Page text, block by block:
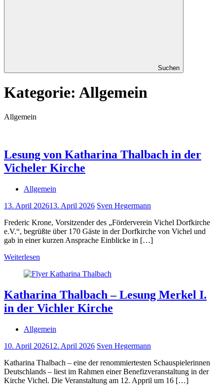
Suchen
Kategorie: Allgemein
Allgemein
Lesung von Katharina Thalbach in der
Vicheler Kirche
Allgemein
13. April 202613. April 2026 Sven Hegermann
Frederic Krone, Vorsitzender des „Förderverein Vichel Dorfkirche
e.V.“, begrüßte über 170 Gäste in der Dorfkirche von Vichel und
gab in einer kurzen Ansprache Einblicke in […]
Weiterlesen
Katharina Thalbach – Lesung Merkel I.
in der Vichler Kirche
Allgemein
10. April 202612. April 2026 Sven Hegermann
Katharina Thalbach – eine der renommiertesten Schauspielerinnen
Deutschlands – liest im Rahmen einer Benefizveranstaltung in der
Kirche Vichel. Die Veranstaltung am 12. Appril um 16 […]